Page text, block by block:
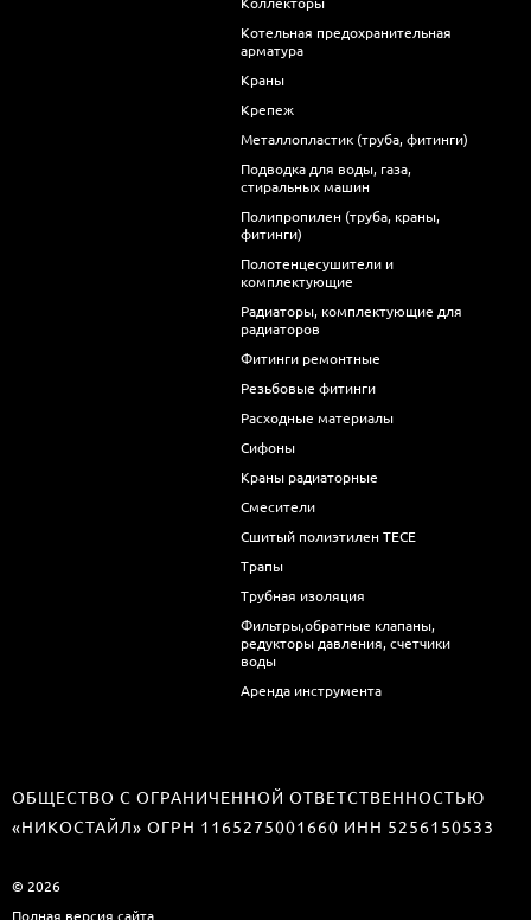
Котельная предохранительная
арматура
Краны
Крепеж
Металлопластик (труба, фитинги)
Подводка для воды, газа,
стиральных машин
Полипропилен (труба, краны,
фитинги)
Полотенцесушители и
комплектующие
Радиаторы, комплектующие для
радиаторов
Фитинги ремонтные
Резьбовые фитинги
Расходные материалы
Сифоны
Краны радиаторные
Смесители
Сшитый полиэтилен ТECE
Трапы
Трубная изоляция
Фильтры,обратные клапаны,
редукторы давления, счетчики
воды
Аренда инструмента
ОБЩЕСТВО С ОГРАНИЧЕННОЙ ОТВЕТСТВЕННОСТЬЮ
«НИКОСТАЙЛ» ОГРН 1165275001660 ИНН 5256150533
© 2026
Полная версия сайта